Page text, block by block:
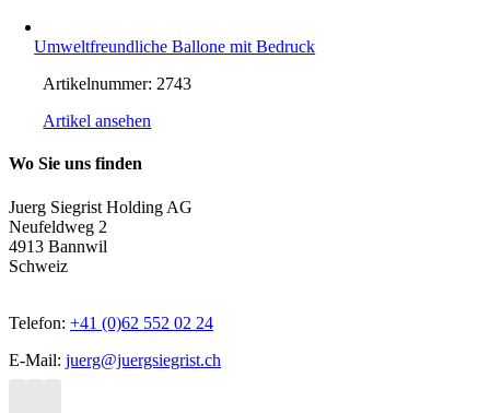
Umweltfreundliche Ballone mit Bedruck
Artikelnummer: 2743
Artikel ansehen
Wo Sie uns finden
Juerg Siegrist Holding AG
Neufeldweg 2
4913 Bannwil
Schweiz
Telefon: +41 (0)62 552 02 24
E-Mail: juerg@juergsiegrist.ch